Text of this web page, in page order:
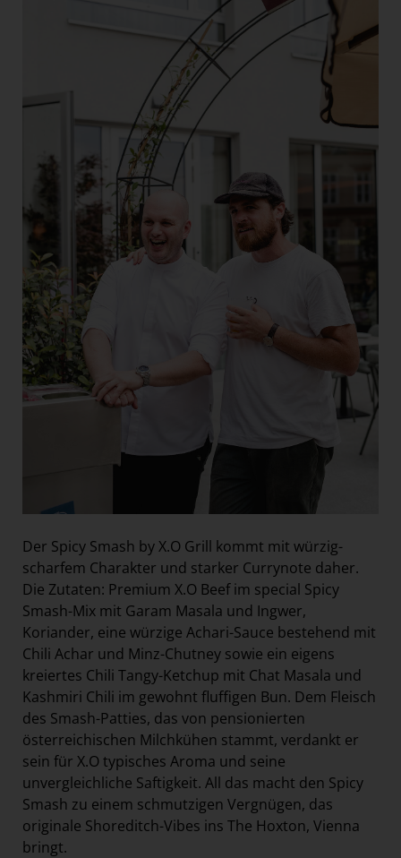
Der Spicy Smash by X.O Grill kommt mit würzig-
scharfem Charakter und starker Currynote daher.
Die Zutaten: Premium X.O Beef im special Spicy
Smash-Mix mit Garam Masala und Ingwer,
Koriander, eine würzige Achari-Sauce bestehend mit
Chili Achar und Minz-Chutney sowie ein eigens
kreiertes Chili Tangy-Ketchup mit Chat Masala und
Kashmiri Chili im gewohnt fluffigen Bun. Dem Fleisch
des Smash-Patties, das von pensionierten
österreichischen Milchkühen stammt, verdankt er
sein für X.O typisches Aroma und seine
unvergleichliche Saftigkeit. All das macht den Spicy
Smash zu einem schmutzigen Vergnügen, das
originale Shoreditch-Vibes ins The Hoxton, Vienna
bringt.